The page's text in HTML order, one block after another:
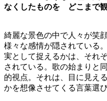
なくしたものを どこまで
綺麗な景色の中で人々が笑
様々な感情が隠されている
実として捉えるかは、それ
されている。歌の始まりと
的視点。それは、目に見え
かを想像させてくる言葉選び